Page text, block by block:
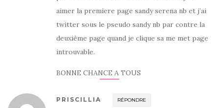
aimer la premiere page sandy serena nb et j’ai
twitter sous le pseudo sandy nb par contre la
deuxième page quand je clique sa me met page
introuvable.
BONNE CHANCE A TOUS
PRISCILLIA RÉPONDRE